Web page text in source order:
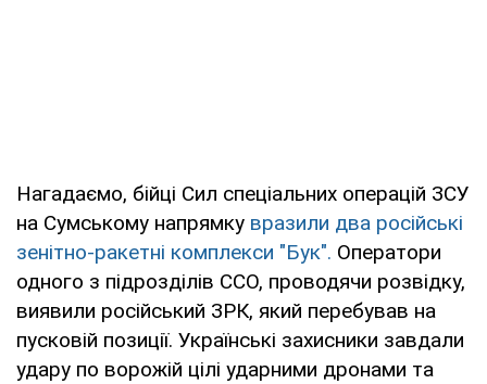
Нагадаємо, бійці Сил спеціальних операцій ЗСУ
на Сумському напрямку вразили два російські
зенітно-ракетні комплекси "Бук". Оператори
одного з підрозділів ССО, проводячи розвідку,
виявили російський ЗРК, який перебував на
пусковій позиції. Українські захисники завдали
удару по ворожій цілі ударними дронами та